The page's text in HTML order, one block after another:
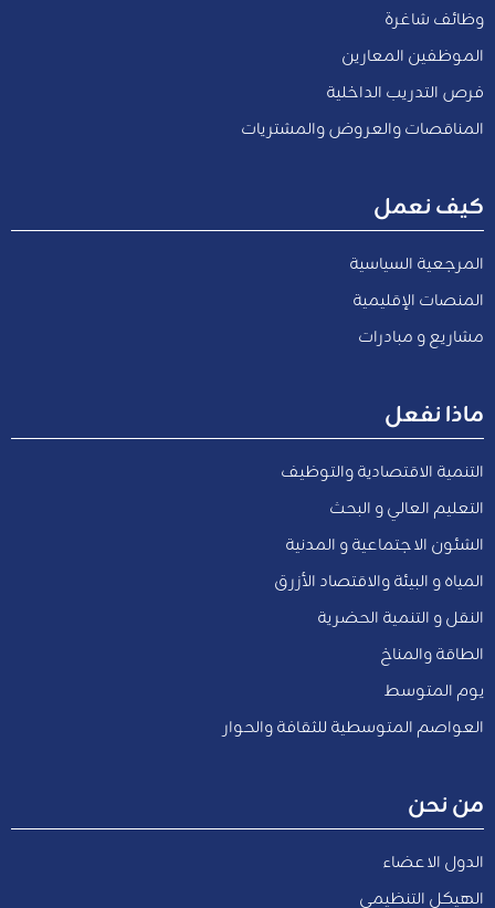
وظائف شاغرة
الموظفين المعارين
فرص التدريب الداخلية
المناقصات والعروض والمشتريات
كيف نعمل
المرجعية السياسية
المنصات الإقليمية
مشاريع و مبادرات
ماذا نفعل
التنمية الاقتصادية والتوظيف
التعليم العالي و البحث
الشئون الاجتماعية و المدنية
المياه و البيئة والاقتصاد الأزرق
النقل و التنمية الحضرية
الطاقة والمناخ
يوم المتوسط
العواصم المتوسطية للثقافة والحوار
من نحن
الدول الاعضاء
الهيكل التنظيمي